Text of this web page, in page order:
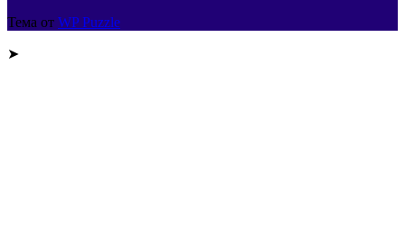
Тема от WP Puzzle
➤